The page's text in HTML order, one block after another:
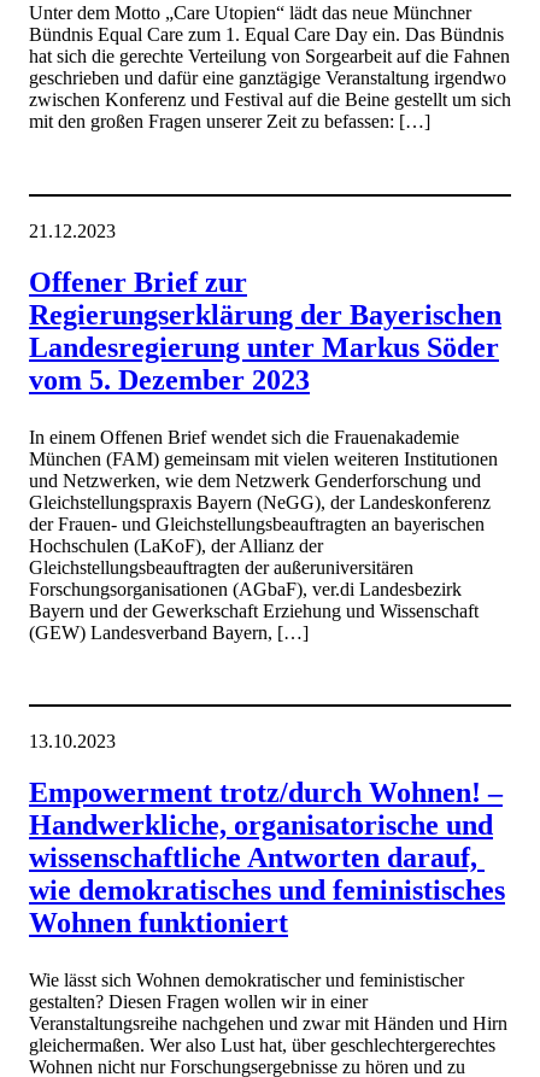
Unter dem Motto „Care Utopien“ lädt das neue Münchner
Bündnis Equal Care zum 1. Equal Care Day ein. Das Bündnis
hat sich die gerechte Verteilung von Sorgearbeit auf die Fahnen
geschrieben und dafür eine ganztägige Veranstaltung irgendwo
zwischen Konferenz und Festival auf die Beine gestellt um sich
mit den großen Fragen unserer Zeit zu befassen: […]
21.12.2023
Offener Brief zur
Regierungserklärung der Bayerischen
Landesregierung unter Markus Söder
vom 5. Dezember 2023
In einem Offenen Brief wendet sich die Frauenakademie
München (FAM) gemeinsam mit vielen weiteren Institutionen
und Netzwerken, wie dem Netzwerk Genderforschung und
Gleichstellungspraxis Bayern (NeGG), der Landeskonferenz
der Frauen- und Gleichstellungsbeauftragten an bayerischen
Hochschulen (LaKoF), der Allianz der
Gleichstellungsbeauftragten der außeruniversitären
Forschungsorganisationen (AGbaF), ver.di Landesbezirk
Bayern und der Gewerkschaft Erziehung und Wissenschaft
(GEW) Landesverband Bayern, […]
13.10.2023
Empowerment trotz/durch Wohnen! –
Handwerkliche, organisatorische und
wissenschaftliche Antworten darauf,
wie demokratisches und feministisches
Wohnen funktioniert
Wie lässt sich Wohnen demokratischer und feministischer
gestalten? Diesen Fragen wollen wir in einer
Veranstaltungsreihe nachgehen und zwar mit Händen und Hirn
gleichermaßen. Wer also Lust hat, über geschlechtergerechtes
Wohnen nicht nur Forschungsergebnisse zu hören und zu